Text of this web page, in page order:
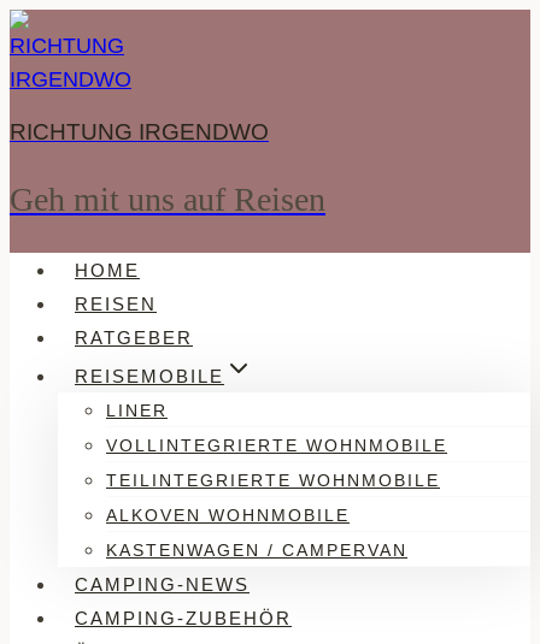
Zum
Inhalt
springen
RICHTUNG IRGENDWO
Geh mit uns auf Reisen
HOME
REISEN
RATGEBER
REISEMOBILE
LINER
VOLLINTEGRIERTE WOHNMOBILE
TEILINTEGRIERTE WOHNMOBILE
ALKOVEN WOHNMOBILE
KASTENWAGEN / CAMPERVAN
CAMPING-NEWS
CAMPING-ZUBEHÖR